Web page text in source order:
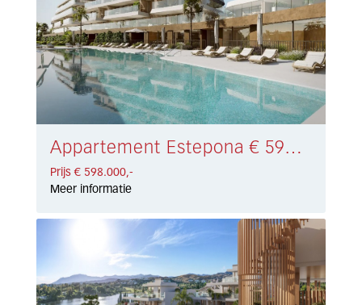
Appartement Estepona € 598.000,-
Prijs € 598.000,-
Meer informatie